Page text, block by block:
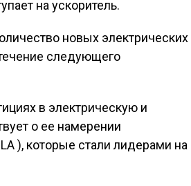
на ускоритель.
новых электрических
следующего
в электрическую и
о ее намерении
), которые стали лидерами на